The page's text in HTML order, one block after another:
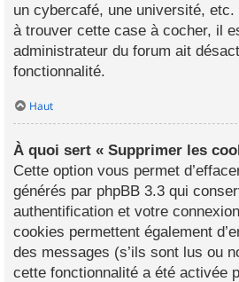
un cybercafé, une université, etc.
à trouver cette case à cocher, il
administrateur du forum ait
fonctionnalité.
Haut
À quoi sert « Supprimer les
Cette option vous permet
générés par phpBB 3.3 qui
authentification et votre
cookies permettent également
des messages (s’ils sont lus ou
cette fonctionnalité a été activée